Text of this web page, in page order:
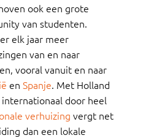
ook een grote
van studenten.
elk jaar meer
van en naar
vooral vanuit en naar
en Spanje. Met Holland
door heel
verhuizing vergt net
dan een lokale